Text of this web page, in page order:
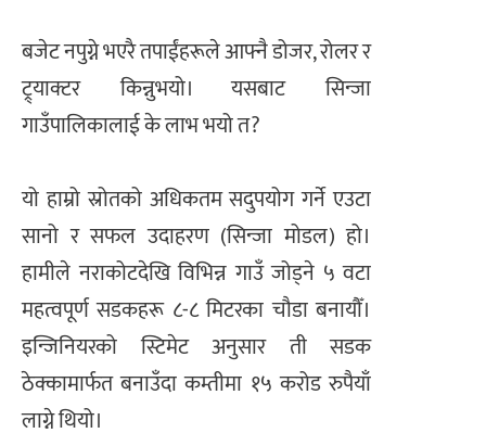
बजेट नपुग्ने भएरै तपाईंहरूले आफ्नै डोजर, रोलर र
ट्र्याक्टर किन्नुभयो। यसबाट सिन्जा
गाउँपालिकालाई के लाभ भयो त?
यो हाम्रो स्रोतको अधिकतम सदुपयोग गर्ने एउटा
सानो र सफल उदाहरण (सिन्जा मोडल) हो।
हामीले नराकोटदेखि विभिन्न गाउँ जोड्ने ५ वटा
महत्वपूर्ण सडकहरू ८-८ मिटरका चौडा बनायौँ।
इन्जिनियरको स्टिमेट अनुसार ती सडक
ठेक्कामार्फत बनाउँदा कम्तीमा १५ करोड रुपैयाँ
लाग्ने थियो।